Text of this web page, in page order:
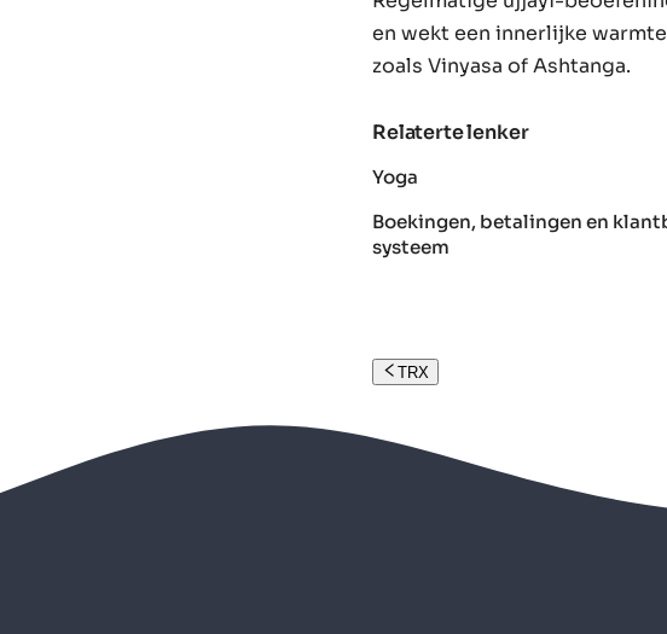
en wekt een innerlijke
zoals Vinyasa of Ashtanga.
Relaterte lenker
Yoga
Boekingen, betalingen en
systeem
TRX